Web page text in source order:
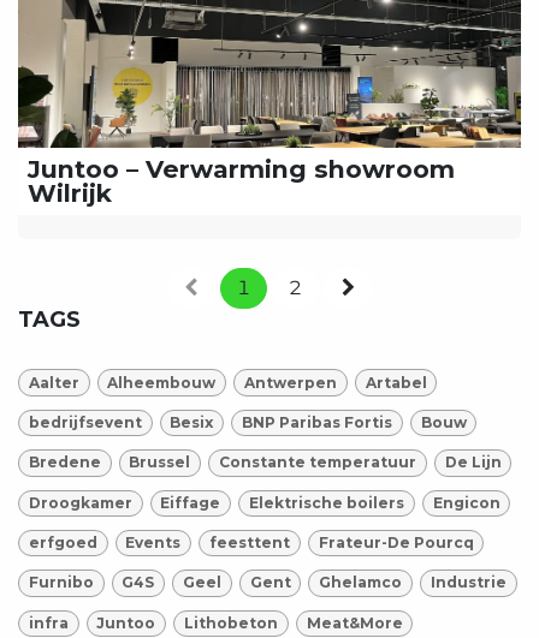
Juntoo – Verwarming showroom
Wilrijk
1 2
TAGS
Aalter Alheembouw Antwerpen Artabel
bedrijfsevent Besix BNP Paribas Fortis Bouw
Bredene Brussel Constante temperatuur De Lijn
Droogkamer Eiffage Elektrische boilers Engicon
erfgoed Events feesttent Frateur-De Pourcq
Furnibo G4S Geel Gent Ghelamco Industrie
infra Juntoo Lithobeton Meat&More